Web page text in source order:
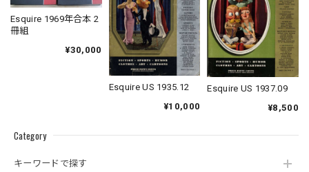
Category
キーワードで探す
Esquire 1969年合本 2
冊組
¥30,000
Esquire US 1935.12
¥10,000
Esquire US 1937.09
¥8,500